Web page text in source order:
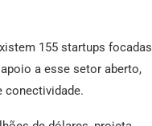
155 startups focadas
a esse setor aberto,
conectividade.